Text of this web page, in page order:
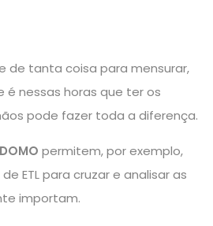
de tanta coisa para mensurar,
é nessas horas que ter os
pode fazer toda a diferença.
DOMO permitem, por exemplo,
ETL para cruzar e analisar as
importam.